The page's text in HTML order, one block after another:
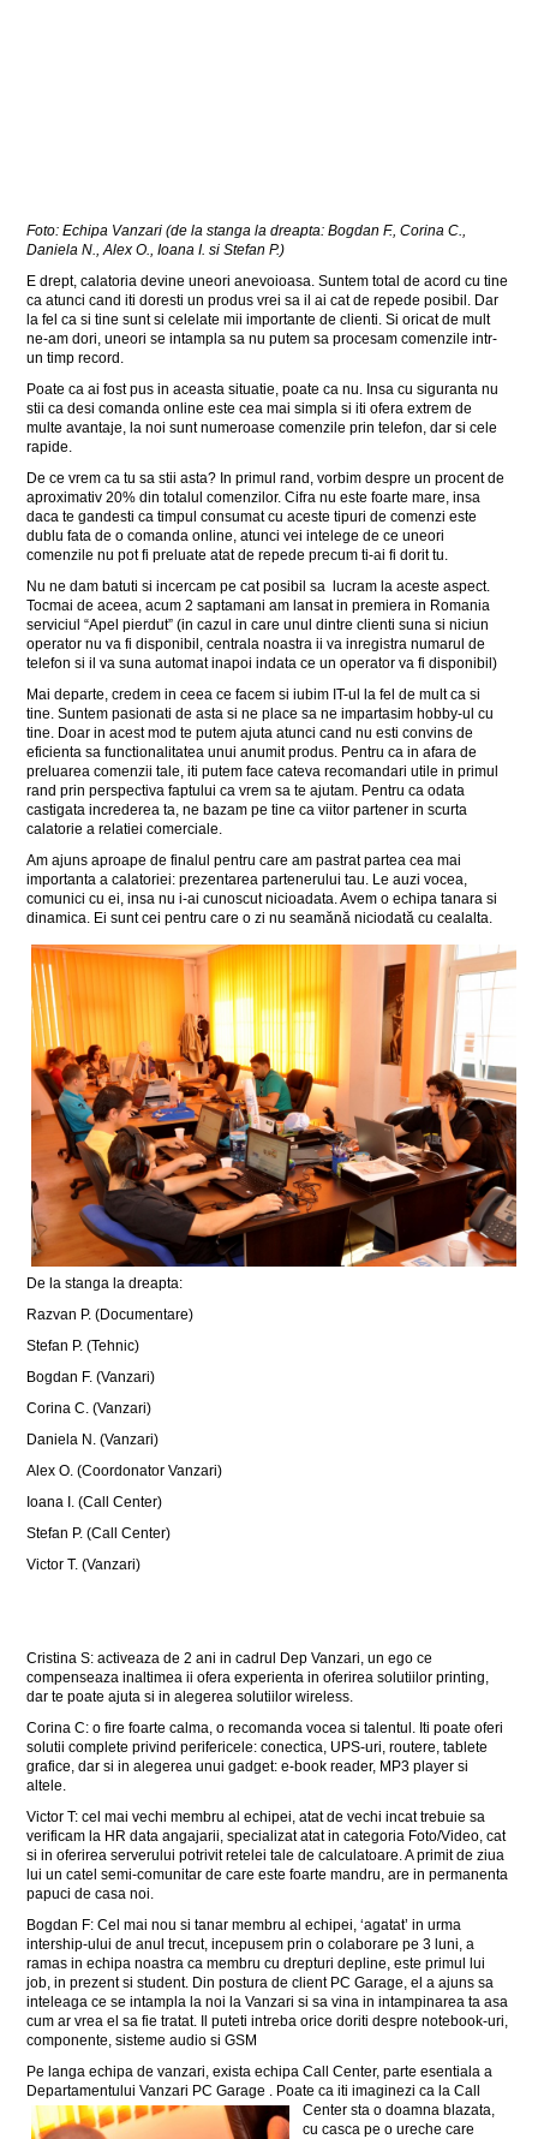
Foto: Echipa Vanzari (de la stanga la dreapta: Bogdan F., Corina C.,
Daniela N., Alex O., Ioana I. si Stefan P.)
E drept, calatoria devine uneori anevoioasa. Suntem total de acord cu tine
ca atunci cand iti doresti un produs vrei sa il ai cat de repede posibil. Dar
la fel ca si tine sunt si celelate mii importante de clienti. Si oricat de mult
ne-am dori, uneori se intampla sa nu putem sa procesam comenzile intr-
un timp record.
Poate ca ai fost pus in aceasta situatie, poate ca nu. Insa cu siguranta nu
stii ca desi comanda online este cea mai simpla si iti ofera extrem de
multe avantaje, la noi sunt numeroase comenzile prin telefon, dar si cele
rapide.
De ce vrem ca tu sa stii asta? In primul rand, vorbim despre un procent de
aproximativ 20% din totalul comenzilor. Cifra nu este foarte mare, insa
daca te gandesti ca timpul consumat cu aceste tipuri de comenzi este
dublu fata de o comanda online, atunci vei intelege de ce uneori
comenzile nu pot fi preluate atat de repede precum ti-ai fi dorit tu.
Nu ne dam batuti si incercam pe cat posibil sa lucram la aceste aspect.
Tocmai de aceea, acum 2 saptamani am lansat in premiera in Romania
serviciul “Apel pierdut” (in cazul in care unul dintre clienti suna si niciun
operator nu va fi disponibil, centrala noastra ii va inregistra numarul de
telefon si il va suna automat inapoi indata ce un operator va fi disponibil)
Mai departe, credem in ceea ce facem si iubim IT-ul la fel de mult ca si
tine. Suntem pasionati de asta si ne place sa ne impartasim hobby-ul cu
tine. Doar in acest mod te putem ajuta atunci cand nu esti convins de
eficienta sa functionalitatea unui anumit produs. Pentru ca in afara de
preluarea comenzii tale, iti putem face cateva recomandari utile in primul
rand prin perspectiva faptului ca vrem sa te ajutam. Pentru ca odata
castigata increderea ta, ne bazam pe tine ca viitor partener in scurta
calatorie a relatiei comerciale.
Am ajuns aproape de finalul pentru care am pastrat partea cea mai
importanta a calatoriei: prezentarea partenerului tau. Le auzi vocea,
comunici cu ei, insa nu i-ai cunoscut nicioadata. Avem o echipa tanara si
dinamica. Ei sunt cei pentru care o zi nu seamănă niciodată cu cealalta.
De la stanga la dreapta:
Razvan P. (Documentare)
Stefan P. (Tehnic)
Bogdan F. (Vanzari)
Corina C. (Vanzari)
Daniela N. (Vanzari)
Alex O. (Coordonator Vanzari)
Ioana I. (Call Center)
Stefan P. (Call Center)
Victor T. (Vanzari)
Cristina S: activeaza de 2 ani in cadrul Dep Vanzari, un ego ce
compenseaza inaltimea ii ofera experienta in oferirea solutiilor printing,
dar te poate ajuta si in alegerea solutiilor wireless.
Corina C: o fire foarte calma, o recomanda vocea si talentul. Iti poate oferi
solutii complete privind perifericele: conectica, UPS-uri, routere, tablete
grafice, dar si in alegerea unui gadget: e-book reader, MP3 player si
altele.
Victor T: cel mai vechi membru al echipei, atat de vechi incat trebuie sa
verificam la HR data angajarii, specializat atat in categoria Foto/Video, cat
si in oferirea serverului potrivit retelei tale de calculatoare. A primit de ziua
lui un catel semi-comunitar de care este foarte mandru, are in permanenta
papuci de casa noi.
Bogdan F: Cel mai nou si tanar membru al echipei, ‘agatat’ in urma
intership-ului de anul trecut, incepusem prin o colaborare pe 3 luni, a
ramas in echipa noastra ca membru cu drepturi depline, este primul lui
job, in prezent si student. Din postura de client PC Garage, el a ajuns sa
inteleaga ce se intampla la noi la Vanzari si sa vina in intampinarea ta asa
cum ar vrea el sa fie tratat. Il puteti intreba orice doriti despre notebook-uri,
componente, sisteme audio si GSM
Pe langa echipa de vanzari, exista echipa Call Center, parte esentiala a
Departamentului Vanzari PC Garage . Poate ca iti imaginezi ca la Call
Center sta o doamna blazata,
cu casca pe o ureche care